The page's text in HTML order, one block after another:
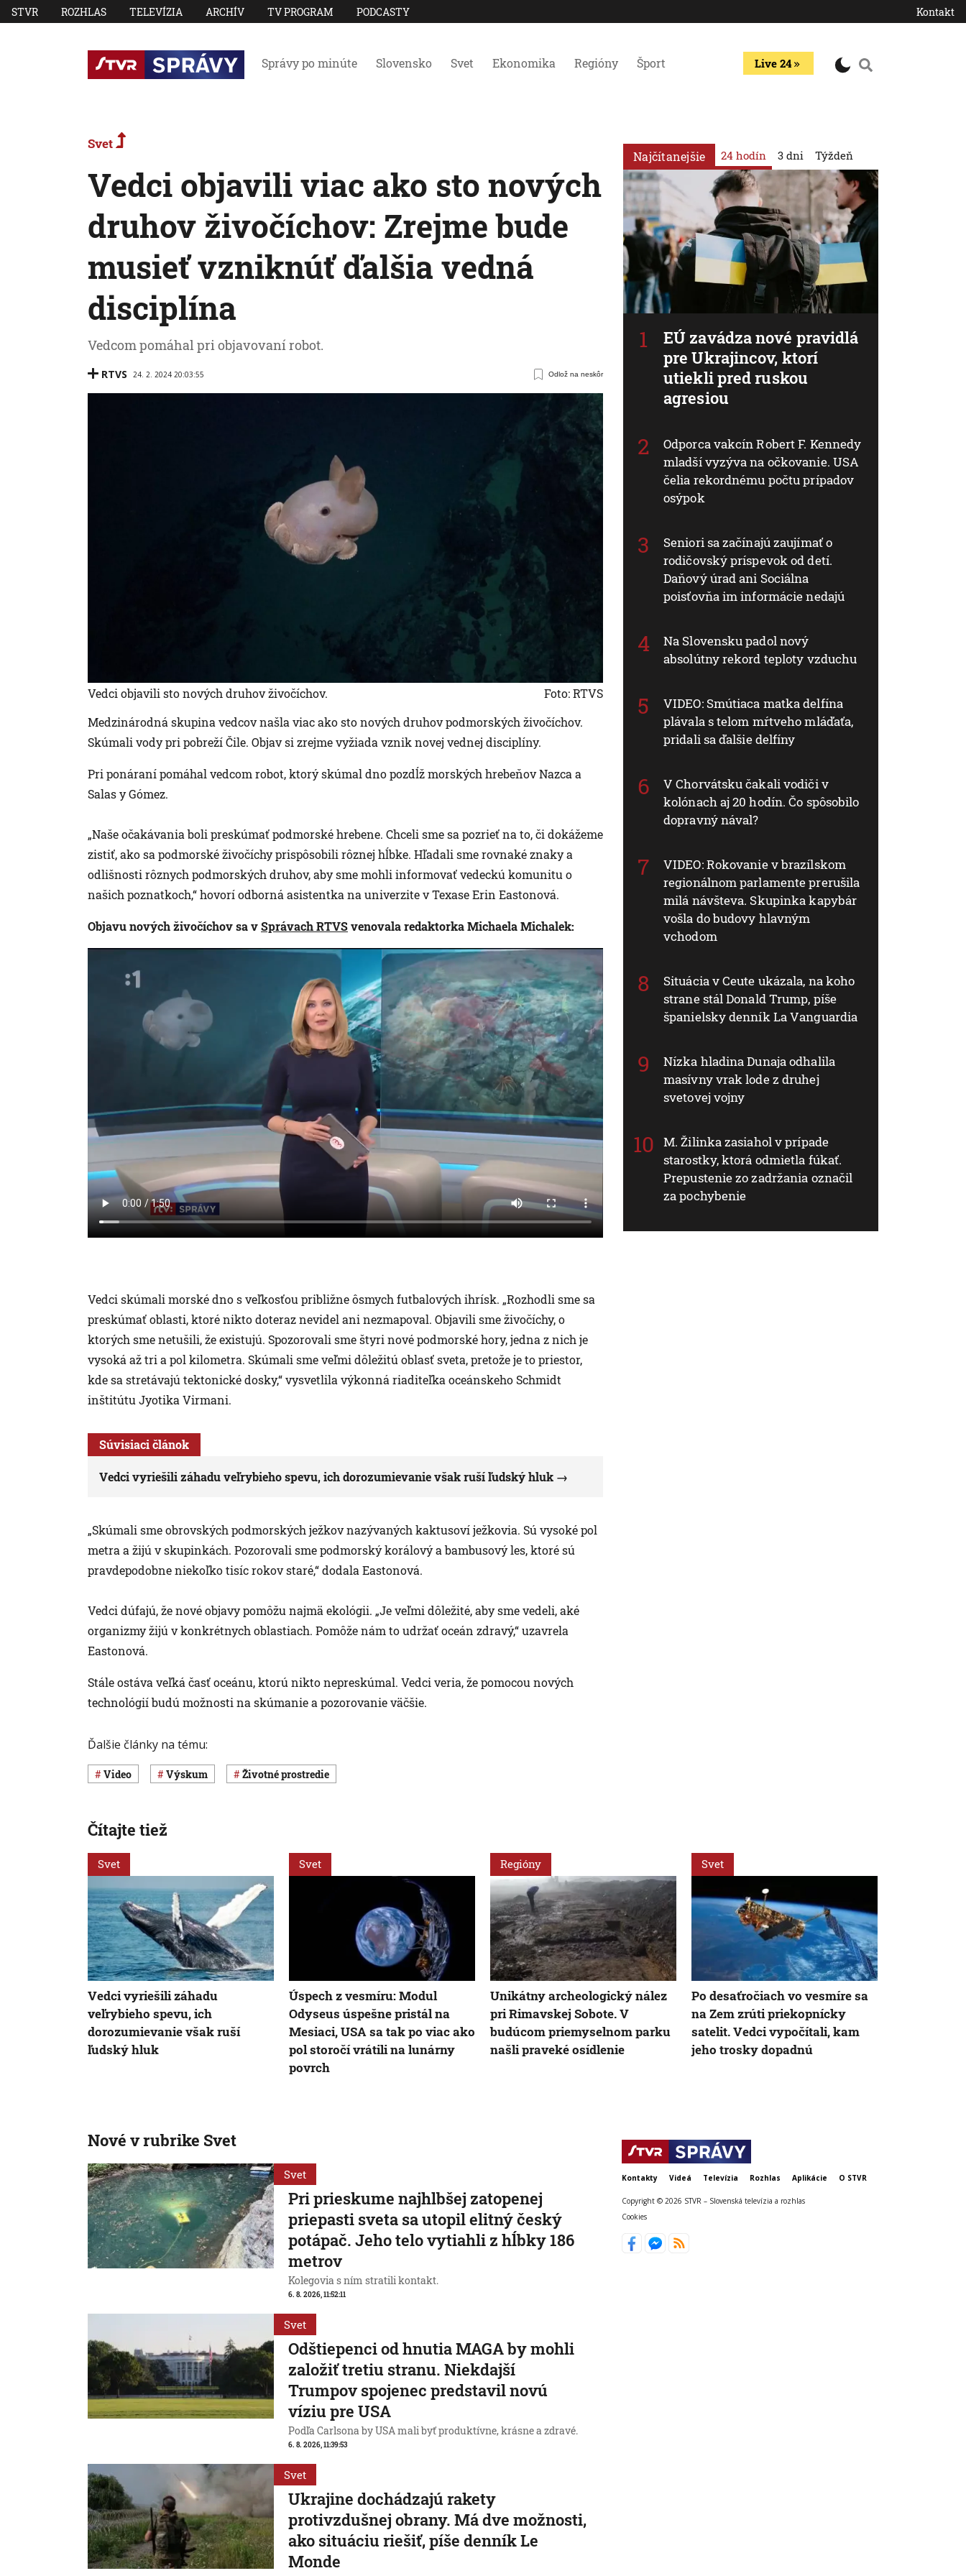
STVR ROZHLAS TELEVÍZIA ARCHÍV TV PROGRAM PODCASTY Kontakt
Správy po minúte Slovensko Svet Ekonomika Regióny Šport Live 24
Svet
Vedci objavili viac ako sto nových
druhov živočíchov: Zrejme bude
musieť vzniknúť ďalšia vedná
disciplína
Vedcom pomáhal pri objavovaní robot.
RTVS 24. 2. 2024 20:03:55 Odlož na neskôr
Vedci objavili sto nových druhov živočíchov.
Foto: RTVS
Medzinárodná skupina vedcov našla viac ako sto nových druhov podmorských živočíchov.
Skúmali vody pri pobreží Čile. Objav si zrejme vyžiada vznik novej vednej disciplíny.
Pri ponáraní pomáhal vedcom robot, ktorý skúmal dno pozdĺž morských hrebeňov Nazca a
Salas y Gómez.
„Naše očakávania boli preskúmať podmorské hrebene. Chceli sme sa pozrieť na to, či dokážeme
zistiť, ako sa podmorské živočíchy prispôsobili rôznej hĺbke. Hľadali sme rovnaké znaky a
odlišnosti rôznych podmorských druhov, aby sme mohli informovať vedeckú komunitu o
našich poznatkoch,“ hovorí odborná asistentka na univerzite v Texase Erin Eastonová.
Objavu nových živočíchov sa vSprávach RTVSvenovala redaktorka Michaela Michalek:
Vedci skúmali morské dno s veľkosťou približne ôsmych futbalových ihrísk. „Rozhodli sme sa
preskúmať oblasti, ktoré nikto doteraz nevidel ani nezmapoval. Objavili sme živočíchy, o
ktorých sme netušili, že existujú. Spozorovali sme štyri nové podmorské hory, jedna z nich je
vysoká až tri a pol kilometra. Skúmali sme veľmi dôležitú oblasť sveta, pretože je to priestor,
kde sa stretávajú tektonické dosky,“ vysvetlila výkonná riaditeľka oceánskeho Schmidt
inštitútu Jyotika Virmani.
Súvisiaci článok
Vedci vyriešili záhadu veľrybieho spevu, ich dorozumievanie však ruší ľudský hluk
„Skúmali sme obrovských podmorských ježkov nazývaných kaktusoví ježkovia. Sú vysoké pol
metra a žijú v skupinkách. Pozorovali sme podmorský korálový a bambusový les, ktoré sú
pravdepodobne niekoľko tisíc rokov staré,“ dodala Eastonová.
Vedci dúfajú, že nové objavy pomôžu najmä ekológii. „Je veľmi dôležité, aby sme vedeli, aké
organizmy žijú v konkrétnych oblastiach. Pomôže nám to udržať oceán zdravý,“ uzavrela
Eastonová.
Stále ostáva veľká časť oceánu, ktorú nikto nepreskúmal. Vedci veria, že pomocou nových
technológií budú možnosti na skúmanie a pozorovanie väčšie.
Ďalšie články na tému:
Video výskum Životné prostredie
Najčítanejšie 24 hodín
EÚ zavádza nové pravidlá
pre Ukrajincov, ktorí
utiekli pred ruskou
agresiou
Odporca vakcín Robert F. Kennedy
mladší vyzýva na očkovanie. USA
čelia rekordnému počtu prípadov
osýpok
Seniori sa začínajú zaujímať o
rodičovský príspevok od detí.
Daňový úrad ani Sociálna
poisťovňa im informácie nedajú
Na Slovensku padol nový
absolútny rekord teploty vzduchu
VIDEO: Smútiaca matka delfína
plávala s telom mŕtveho mláďaťa,
pridali sa ďalšie delfíny
V Chorvátsku čakali vodiči v
kolónach aj 20 hodín. Čo spôsobilo
dopravný nával?
VIDEO: Rokovanie v brazílskom
regionálnom parlamente prerušila
milá návšteva. Skupinka kapybár
vošla do budovy hlavným
vchodom
Situácia v Ceute ukázala, na koho
strane stál Donald Trump, píše
španielsky denník La Vanguardia
Nízka hladina Dunaja odhalila
masívny vrak lode z druhej
svetovej vojny
M. Žilinka zasiahol v prípade
starostky, ktorá odmietla fúkať.
Prepustenie zo zadržania označil
za pochybenie
3 dni Týždeň
Čítajte tiež
Svet
Vedci vyriešili záhadu
veľrybieho spevu, ich
dorozumievanie však ruší
ľudský hluk
Svet
Úspech z vesmíru: Modul
Odyseus úspešne pristál na
Mesiaci, USA sa tak po viac ako
pol storočí vrátili na lunárny
povrch
Regióny
Unikátny archeologický nález
pri Rimavskej Sobote. V
budúcom priemyselnom parku
našli praveké osídlenie
Svet
Po desaťročiach vo vesmíre sa
na Zem zrúti priekopnícky
satelit. Vedci vypočítali, kam
jeho trosky dopadnú
Nové v rubrike Svet
Svet
Pri prieskume najhlbšej zatopenej
priepasti sveta sa utopil elitný český
potápač. Jeho telo vytiahli z hĺbky 186
metrov
Kolegovia s ním stratili kontakt.
6. 8. 2026, 11:52:11
Svet
Odštiepenci od hnutia MAGA by mohli
založiť tretiu stranu. Niekdajší
Trumpov spojenec predstavil novú
víziu pre USA
Podľa Carlsona by USA mali byť produktívne, krásne a zdravé.
6. 8. 2026, 11:39:53
Svet
Ukrajine dochádzajú rakety
protivzdušnej obrany. Má dve možnosti,
ako situáciu riešiť, píše denník Le
Monde
Kontakty Videá Televízia Rozhlas Aplikácie O STVR
Copyright © 2026 STVR – Slovenská televízia a rozhlas
Cookies